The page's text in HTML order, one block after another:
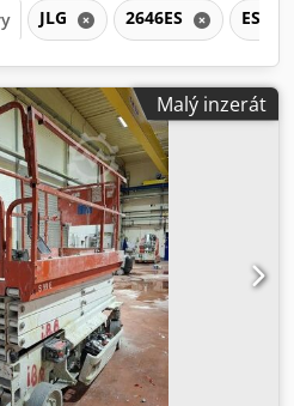
JLG 2646ES ES
Malý inzerát